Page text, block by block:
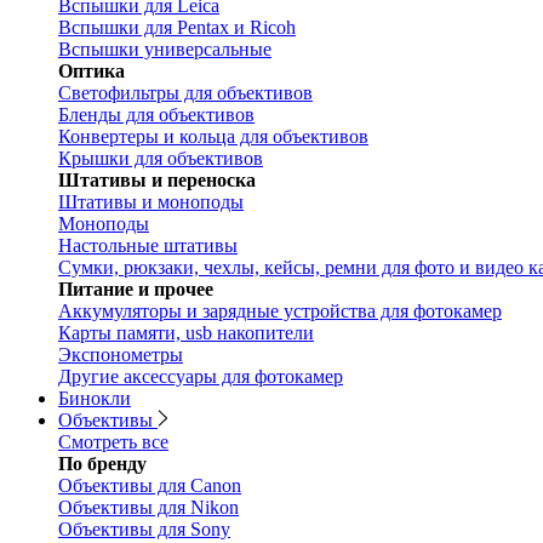
Вспышки для Leica
Вспышки для Pentax и Ricoh
Вспышки универсальные
Оптика
Светофильтры для объективов
Бленды для объективов
Конвертеры и кольца для объективов
Крышки для объективов
Штативы и переноска
Штативы и моноподы
Моноподы
Настольные штативы
Сумки, рюкзаки, чехлы, кейсы, ремни для фото и видео
Питание и прочее
Аккумуляторы и зарядные устройства для фотокамер
Карты памяти, usb накопители
Экспонометры
Другие аксессуары для фотокамер
Бинокли
Объективы
Смотреть все
По бренду
Объективы для Canon
Объективы для Nikon
Объективы для Sony